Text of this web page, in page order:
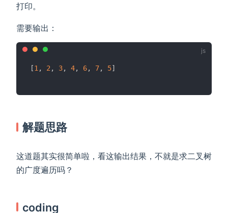
打印。
需要输出：
[1 , 2 , 3, 4, 6, 7, 5]
解题思路
这道题其实很简单啦，看这输出结果，不就是求二叉树
的广度遍历吗？
coding